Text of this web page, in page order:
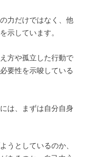
力だけではなく、他
示しています。
方や孤立した行動で
要性を示唆している
は、まずは自分自身
うとしているのか、